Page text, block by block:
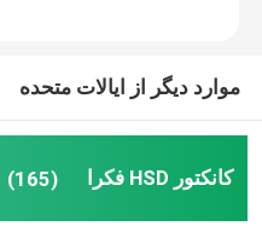
موارد دیگر از ایالات متحده
کانکتور HSD فکرا (165)